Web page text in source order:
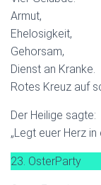
Armut,
Ehelosigkeit,
Gehorsam,
Dienst an Kranke.
Rotes Kreuz auf
Der Heilige sagte:
„Legt euer Herz in
23. OsterParty